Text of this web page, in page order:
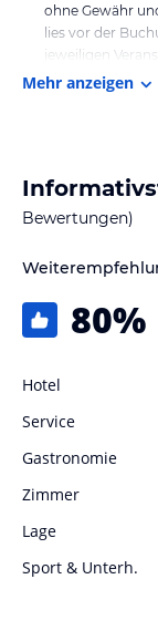
ohne Gewähr
lies vor der
jeweiligen
Mehr anzeigen
Bewertungen)
80%
Hotel
Service
Gastronomie
Zimmer
Lage
Sport & Unterh.